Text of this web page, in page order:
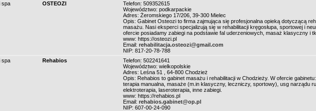
spa
OSTEOZI
Telefon: 509352615
Województwo: podkarpackie
Adres: Żeromskiego 17/206, 39-300 Mielec
Opis: Gabinet Osteozi to firma zajmująca się profesjonalna opieką dotyczącą
masażu. Nasi eksperci specjalizują się w rehabilitacji kręgosłupa, sportowej i
ofercie posiadamy zabiegi na podstawie fal uderzeniowych, masaż klasyczny i
www: https://osteozi.pl
Email: rehabilitacja.osteozi@gmail.com
NIP: 817-20-78-788
spa
Rehabios
Telefon: 502241641
Województwo: wielkopolskie
Adres: Leśna 51 , 64-800 Chodzież
Opis: Rehabios to gabinet masażu i rehabilitacji w Chodzieży. W ofercie
terapia manualna, masaże (m.in klasyczny, leczniczy, sportowy), usg narządu
elektroterapia, laseroterapia, inne zabiegi.
www: https://rehabios.pl
Email: rehabios.gabinet@op.pl
NIP: 607-00-24-090